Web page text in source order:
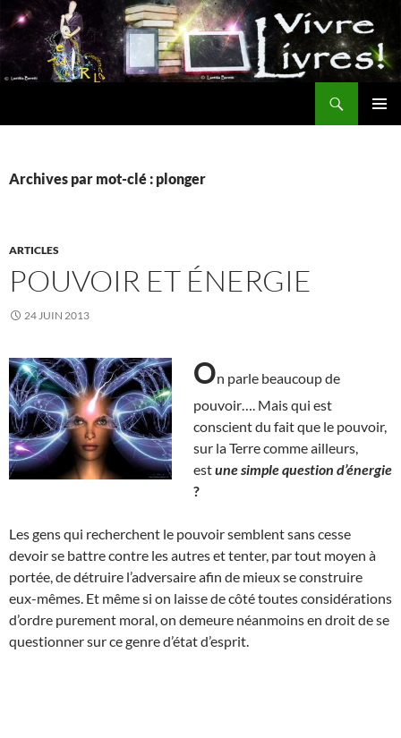
Aller
au
contenu
Archives par mot-clé : plonger
ARTICLES
POUVOIR ET ÉNERGIE
24 JUIN 2013
On parle beaucoup de
pouvoir…. Mais qui est
conscient du fait que le pouvoir,
sur la Terre comme ailleurs,
estune simple question d’énergie
?
Les gens qui recherchent le pouvoir semblent sans cesse
devoir se battre contre les autres et tenter, par tout moyen à
portée, de détruire l’adversaire afin de mieux se construire
eux-mêmes. Et même si on laisse de côté toutes considérations
d’ordre purement moral, on demeure néanmoins en droit de se
questionner sur ce genre d’état d’esprit.